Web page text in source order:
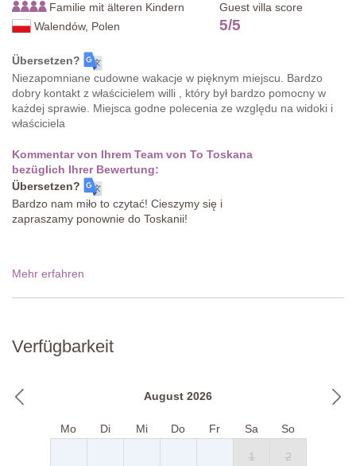
Familie mit älteren Kindern
Walendów, Polen
Guest villa score
5/5
Übersetzen?
Niezapomniane cudowne wakacje w pięknym miejscu. Bardzo
dobry kontakt z właścicielem willi , który był bardzo pomocny w
każdej sprawie. Miejsca godne polecenia ze względu na widoki i
właściciela
Kommentar von Ihrem Team von To Toskana
bezüglich Ihrer Bewertung:
Übersetzen?
Bardzo nam miło to czytać! Cieszymy się i
zapraszamy ponownie do Toskanii!
Mehr erfahren
Verfügbarkeit
August 2026
Mo Di Mi Do Fr Sa So
1 2